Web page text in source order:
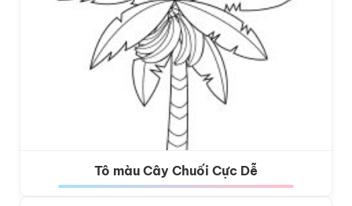
Tô màu Cây Chuối Cực Dễ